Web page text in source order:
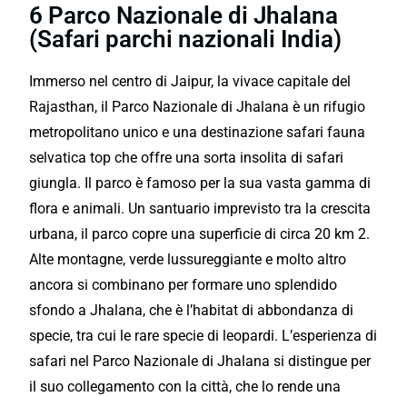
6 Parco Nazionale di Jhalana
(Safari parchi nazionali India)
Immerso nel centro di Jaipur, la vivace capitale del
Rajasthan, il Parco Nazionale di Jhalana è un rifugio
metropolitano unico e una destinazione safari fauna
selvatica top che offre una sorta insolita di safari
giungla. Il parco è famoso per la sua vasta gamma di
flora e animali. Un santuario imprevisto tra la crescita
urbana, il parco copre una superficie di circa 20 km 2.
Alte montagne, verde lussureggiante e molto altro
ancora si combinano per formare uno splendido
sfondo a Jhalana, che è l’habitat di abbondanza di
specie, tra cui le rare specie di leopardi. L’esperienza di
safari nel Parco Nazionale di Jhalana si distingue per
il suo collegamento con la città, che lo rende una